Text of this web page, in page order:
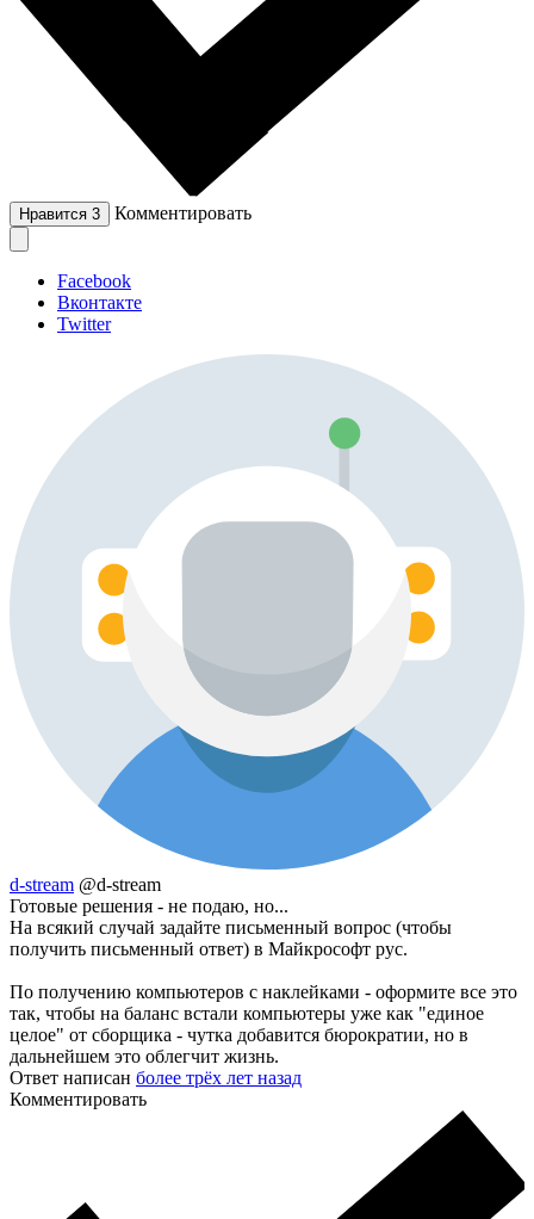
Нравится 3 Комментировать
Facebook
Вконтакте
Twitter
d-stream @d-stream
Готовые решения - не подаю, но...
На всякий случай задайте письменный вопрос (чтобы
получить письменный ответ) в Майкрософт рус.
По получению компьютеров с наклейками - оформите все это
так, чтобы на баланс встали компьютеры уже как "единое
целое" от сборщика - чутка добавится бюрократии, но в
дальнейшем это облегчит жизнь.
Ответ написан более трёх лет назад
Комментировать